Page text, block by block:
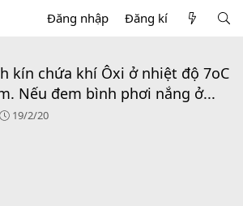
Đăng nhập Đăng kí
kín chứa khí Ôxi ở nhiệt độ 7oC
Nếu đem bình phơi nắng ở...
N
19/2/20